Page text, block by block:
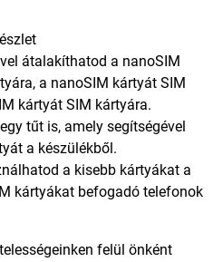
átalakíthatod a nanoSIM
a nanoSIM kártyát SIM
kártyát SIM kártyára.
tűt is, amely segítségével
a készülékből.
a kisebb kártyákat a
kártyákat befogadó telefonok
felül önként